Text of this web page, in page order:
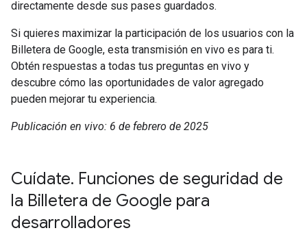
directamente desde sus pases guardados.
Si quieres maximizar la participación de los usuarios con la
Billetera de Google, esta transmisión en vivo es para ti.
Obtén respuestas a todas tus preguntas en vivo y
descubre cómo las oportunidades de valor agregado
pueden mejorar tu experiencia.
Publicación en vivo: 6 de febrero de 2025
Cuídate. Funciones de seguridad de
la Billetera de Google para
desarrolladores